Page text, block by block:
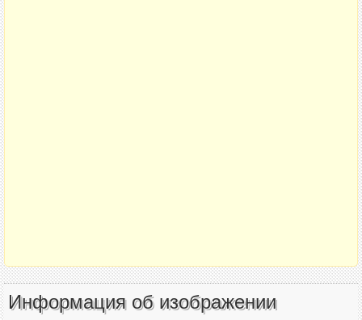
Информация об изображении